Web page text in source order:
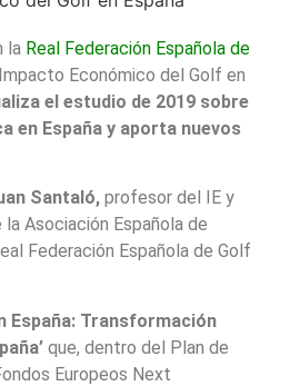
la Real Federación Española de
Económico del Golf en
el estudio de 2019 sobre
en España y aporta nuevos
Santaló, profesor del IE y
Asociación Española de
Federación Española de Golf
España: Transformación
que, dentro del Plan de
Europeos Next